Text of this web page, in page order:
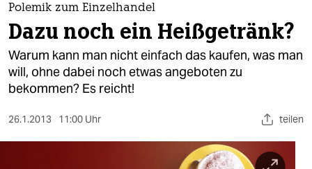
themen
politik
öko
Polemik zum Einzelhandel
Dazu noch ein Heißgetränk?
Warum kann man nicht einfach das kaufen, was man
will, ohne dabei noch etwas angeboten zu
bekommen? Es reicht!
26.1.2013 11:00 Uhr teilen